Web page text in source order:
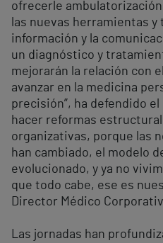
ofrecerle
las nuevas herramientas y
información y la
un diagnóstico y
mejorarán la relación con
avanzar en la medicina
precisión”, ha defendido el
hacer reformas
organizativas, porque las
han cambiado, el modelo
evolucionado, y ya no
que todo cabe, ese es
Director Médico
Las jornadas han